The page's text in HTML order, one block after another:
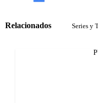
Relacionados Series y